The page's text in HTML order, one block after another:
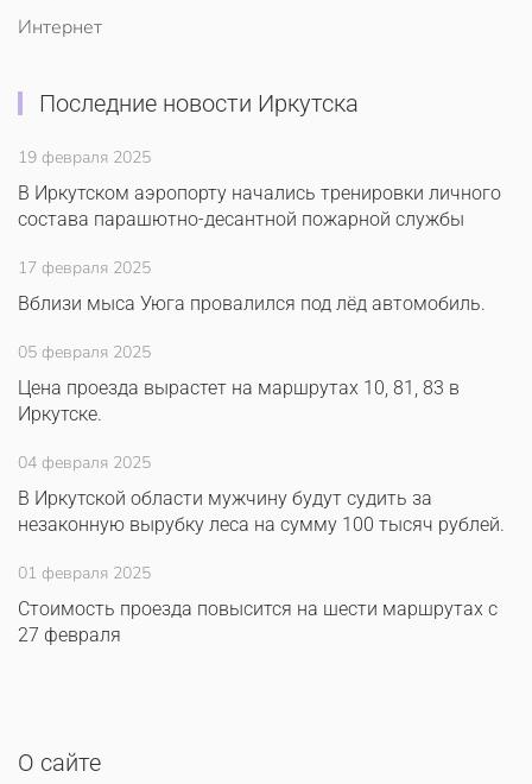
Интернет
Последние новости Иркутска
19 февраля 2025
В Иркутском аэропорту начались тренировки личного
состава парашютно-десантной пожарной службы
17 февраля 2025
Вблизи мыса Уюга провалился под лёд автомобиль.
05 февраля 2025
Цена проезда вырастет на маршрутах 10, 81, 83 в
Иркутске.
04 февраля 2025
В Иркутской области мужчину будут судить за
незаконную вырубку леса на сумму 100 тысяч рублей.
01 февраля 2025
Стоимость проезда повысится на шести маршрутах с
27 февраля
О сайте